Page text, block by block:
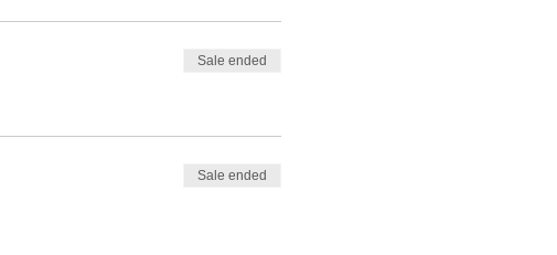
Sale ended
Sale ended